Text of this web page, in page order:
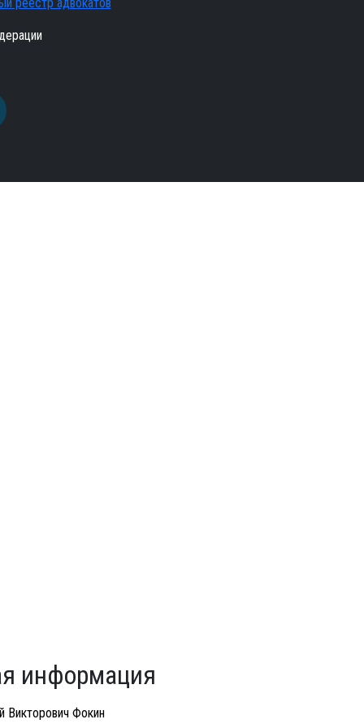
информация
Викторович Фокин